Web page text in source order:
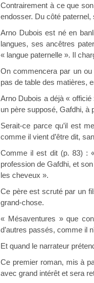
Contrairement à ce que
endosser. Du côté
Arno Dubois est né en
langues, ses ancêtres
« langue paternelle ». Il
On commencera par un
pas de table des matières,
Arno Dubois a déjà «
un père supposé, Gafdhi, à
Serait-ce parce qu’il est
comme il vient d’être dit,
Comme il est dit (p. 83) :
profession de Gafdhi, et
les cheveux ».
Ce père est scruté par un
grand-chose.
« Mésaventures » que
d’autres passés, comme il
Et quand le narrateur
Ce premier roman, mis à
avec grand intérêt et sera